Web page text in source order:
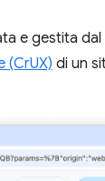
e gestita
(CrUX) di un